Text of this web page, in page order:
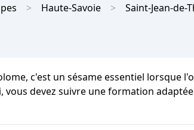
Haute-Savoie Saint-Jean-de-
c'est un sésame essentiel
devez suivre une formation